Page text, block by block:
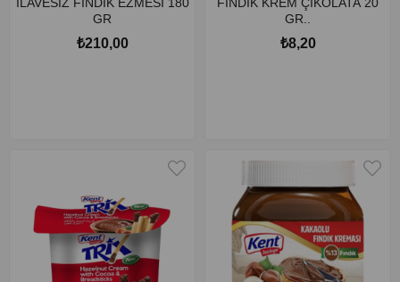
GR
₺210,00
GR..
₺8,20